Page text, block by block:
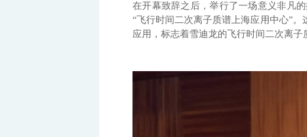
在开幕致辞之后，举行了一场意义非凡
“飞行时间二次离子质谱上海应用中心”
应用，标志着雪迪龙的飞行时间二次离子